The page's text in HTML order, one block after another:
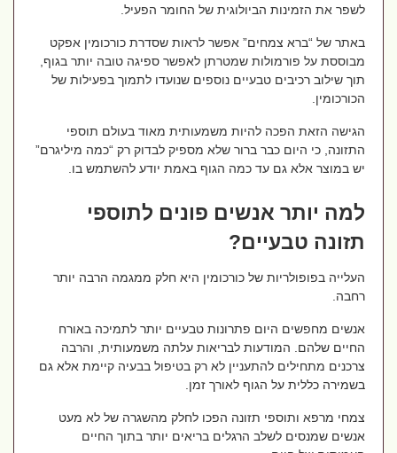
לשפר את הזמינות הביולוגית של החומר הפעיל.
באתר של “ברא צמחים” אפשר לראות שסדרת כורכומין אפקט
מבוססת על פורמולות שמטרתן לאפשר ספיגה טובה יותר בגוף,
תוך שילוב רכיבים טבעיים נוספים שנועדו לתמוך בפעילות של
הכורכומין.
הגישה הזאת הפכה להיות משמעותית מאוד בעולם תוספי
התזונה, כי היום כבר ברור שלא מספיק לבדוק רק “כמה מיליגרם”
יש במוצר אלא גם עד כמה הגוף באמת יודע להשתמש בו.
למה יותר אנשים פונים לתוספי
תזונה טבעיים?
העלייה בפופולריות של כורכומין היא חלק ממגמה הרבה יותר
רחבה.
אנשים מחפשים היום פתרונות טבעיים יותר לתמיכה באורח
החיים שלהם. המודעות לבריאות עלתה משמעותית, והרבה
צרכנים מתחילים להתעניין לא רק בטיפול בבעיה קיימת אלא גם
בשמירה כללית על הגוף לאורך זמן.
צמחי מרפא ותוספי תזונה הפכו לחלק מהשגרה של לא מעט
אנשים שמנסים לשלב הרגלים בריאים יותר בתוך החיים